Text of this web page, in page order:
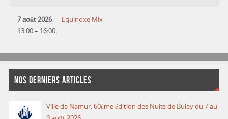
7 août 2026
13:00– 16:00
Equinoxe Mix
NOS DERNIERS ARTICLES
Ville de Namur: 60ème édition des Nuits de Buley du 7 au